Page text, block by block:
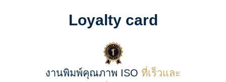
Loyalty card
งานพิมพ์คุณภาพ ISO ที่เร็วและ